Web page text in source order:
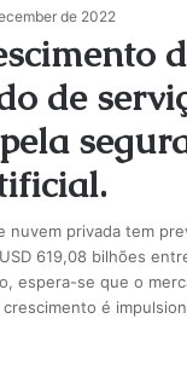
de 2022
de
nuvem privada tem
619,08 bilhões
espera-se que o
crescimento é